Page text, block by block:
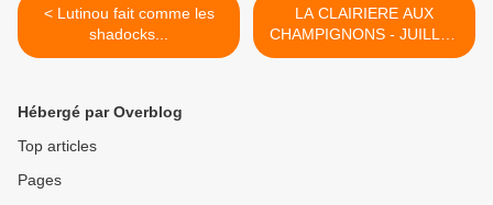
< Lutinou fait comme les
shadocks...
LA CLAIRIERE AUX
CHAMPIGNONS - JUILLET
>
Hébergé par Overblog
Top articles
Pages